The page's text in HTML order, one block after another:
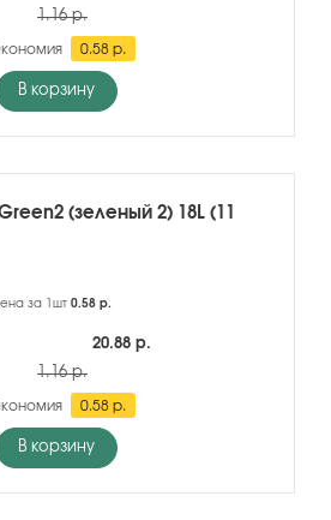
1.16 р.
0.58 р.
В корзину
(зеленый 2) 18L (11
за 1шт 0.58 р.
20.88 р.
1.16 р.
0.58 р.
В корзину